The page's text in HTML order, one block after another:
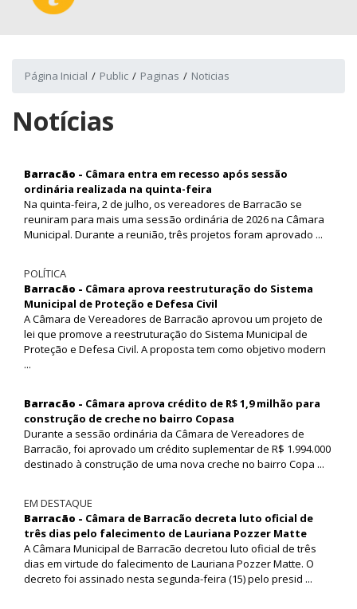
Página Inicial Public Paginas Noticias
Notícias
Barracão - Câmara entra em recesso após sessão
ordinária realizada na quinta-feira
Na quinta-feira, 2 de julho, os vereadores de Barracão se
reuniram para mais uma sessão ordinária de 2026 na Câmara
Municipal. Durante a reunião, três projetos foram aprovado ...
POLÍTICA
Barracão - Câmara aprova reestruturação do Sistema
Municipal de Proteção e Defesa Civil
A Câmara de Vereadores de Barracão aprovou um projeto de
lei que promove a reestruturação do Sistema Municipal de
Proteção e Defesa Civil. A proposta tem como objetivo modern
...
Barracão - Câmara aprova crédito de R$ 1,9 milhão para
construção de creche no bairro Copasa
Durante a sessão ordinária da Câmara de Vereadores de
Barracão, foi aprovado um crédito suplementar de R$ 1.994.000
destinado à construção de uma nova creche no bairro Copa ...
EM DESTAQUE
Barracão - Câmara de Barracão decreta luto oficial de
três dias pelo falecimento de Lauriana Pozzer Matte
A Câmara Municipal de Barracão decretou luto oficial de três
dias em virtude do falecimento de Lauriana Pozzer Matte. O
decreto foi assinado nesta segunda-feira (15) pelo presid ...